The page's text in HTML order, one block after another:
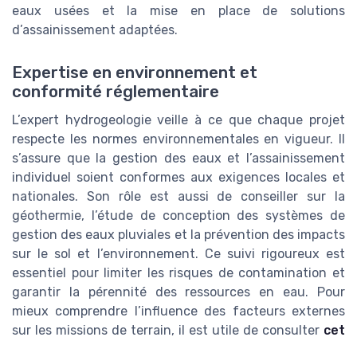
eaux usées et la mise en place de solutions
d’assainissement adaptées.
Expertise en environnement et
conformité réglementaire
L’expert hydrogeologie veille à ce que chaque projet
respecte les normes environnementales en vigueur. Il
s’assure que la gestion des eaux et l’assainissement
individuel soient conformes aux exigences locales et
nationales. Son rôle est aussi de conseiller sur la
géothermie, l’étude de conception des systèmes de
gestion des eaux pluviales et la prévention des impacts
sur le sol et l’environnement. Ce suivi rigoureux est
essentiel pour limiter les risques de contamination et
garantir la pérennité des ressources en eau. Pour
mieux comprendre l’influence des facteurs externes
sur les missions de terrain, il est utile de consulter cet